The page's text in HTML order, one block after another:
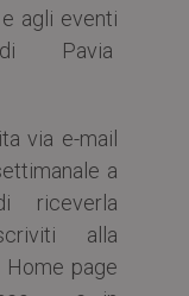
agli eventi
di Pavia
via e-mail
a
riceverla
alla
page